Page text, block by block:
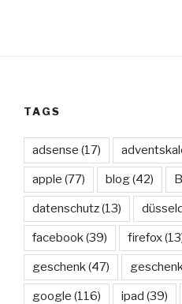
TAGS
adsense (17)
apple (77) blog(42)
datenschutz(13)
facebook(39) firefox
geschenk(47)
google (116) ipad (39)